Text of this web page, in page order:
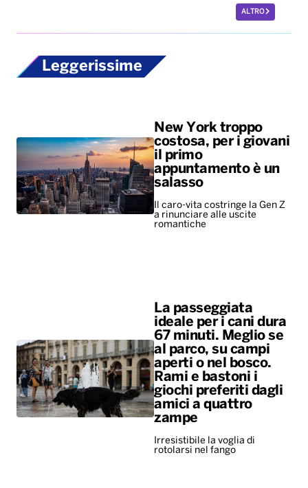
ALTRO
Leggerissime
New York troppo
costosa, per i giovani
il primo
appuntamento è un
salasso
Il caro-vita costringe la Gen Z
a rinunciare alle uscite
romantiche
La passeggiata
ideale per i cani dura
67 minuti. Meglio se
al parco, su campi
aperti o nel bosco.
Rami e bastoni i
giochi preferiti dagli
amici a quattro
zampe
Irresistibile la voglia di
rotolarsi nel fango